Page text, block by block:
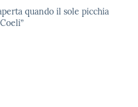
quando il sole picchia